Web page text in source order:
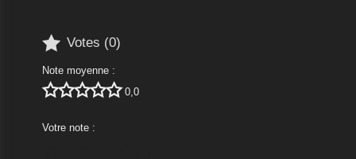
 Votes (0)
Note moyenne :
 0,0
Votre note :